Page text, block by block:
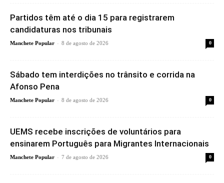
Partidos têm até o dia 15 para registrarem
candidaturas nos tribunais
Manchete Popular - 8 de agosto de 2026 0
Sábado tem interdições no trânsito e corrida na
Afonso Pena
Manchete Popular - 8 de agosto de 2026 0
UEMS recebe inscrições de voluntários para
ensinarem Português para Migrantes Internacionais
Manchete Popular - 7 de agosto de 2026 0